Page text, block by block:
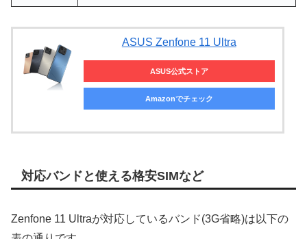
ASUS Zenfone 11 Ultra
ASUS公式ストア
Amazonでチェック
対応バンドと使える格安SIMなど
Zenfone 11 Ultraが対応しているバンド(3G省略)は以下の